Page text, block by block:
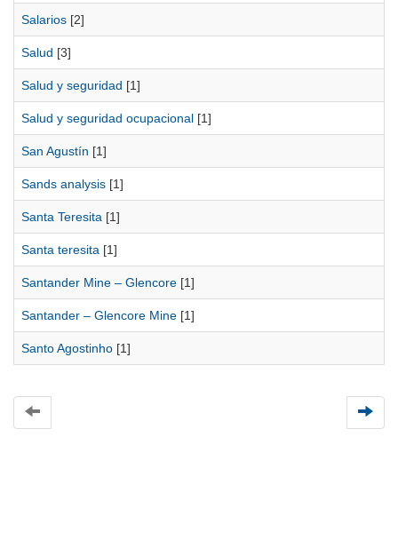
Salarios [2]
Salud [3]
Salud y seguridad [1]
Salud y seguridad ocupacional [1]
San Agustín [1]
Sands analysis [1]
Santa Teresita [1]
Santa teresita [1]
Santander Mine – Glencore [1]
Santander – Glencore Mine [1]
Santo Agostinho [1]